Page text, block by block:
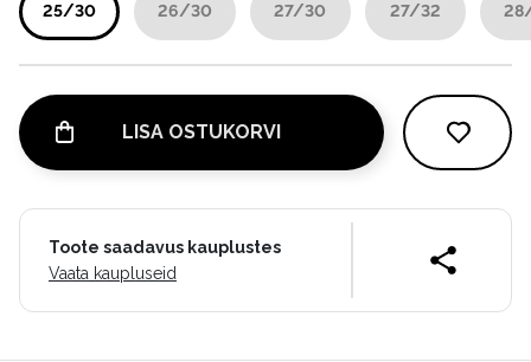
25/30 26/30 27/30 27/32
LISA OSTUKORVI
Toote saadavus kauplustes
Vaata kaupluseid